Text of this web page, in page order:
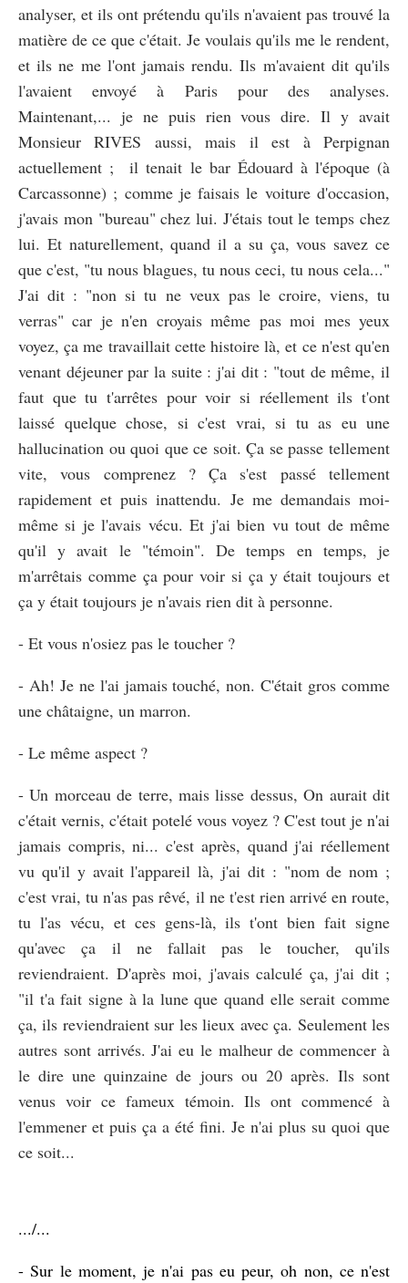
analyser, et ils ont prétendu qu'ils n'avaient pas trouvé la
matière de ce que c'était. Je voulais qu'ils me le rendent,
et ils ne me l'ont jamais rendu. Ils m'avaient dit qu'ils
l'avaient envoyé à Paris pour des analyses.
Maintenant,... je ne puis rien vous dire. Il y avait
Monsieur RIVES aussi, mais il est à Perpignan
actuellement ; il tenait le bar Édouard à l'époque (à
Carcassonne) ; comme je faisais le voiture d'occasion,
j'avais mon "bureau" chez lui. J'étais tout le temps chez
lui. Et naturellement, quand il a su ça, vous savez ce
que c'est, "tu nous blagues, tu nous ceci, tu nous cela..."
J'ai dit : "non si tu ne veux pas le croire, viens, tu
verras" car je n'en croyais même pas moi mes yeux
voyez, ça me travaillait cette histoire là, et ce n'est qu'en
venant déjeuner par la suite : j'ai dit : "tout de même, il
faut que tu t'arrêtes pour voir si réellement ils t'ont
laissé quelque chose, si c'est vrai, si tu as eu une
hallucination ou quoi que ce soit. Ça se passe tellement
vite, vous comprenez ? Ça s'est passé tellement
rapidement et puis inattendu. Je me demandais moi-
même si je l'avais vécu. Et j'ai bien vu tout de même
qu'il y avait le "témoin". De temps en temps, je
m'arrêtais comme ça pour voir si ça y était toujours et
ça y était toujours je n'avais rien dit à personne.
- Et vous n'osiez pas le toucher ?
- Ah! Je ne l'ai jamais touché, non. C'était gros comme
une châtaigne, un marron.
- Le même aspect ?
- Un morceau de terre, mais lisse dessus, On aurait dit
c'était vernis, c'était potelé vous voyez ? C'est tout je n'ai
jamais compris, ni... c'est après, quand j'ai réellement
vu qu'il y avait l'appareil là, j'ai dit : "nom de nom ;
c'est vrai, tu n'as pas rêvé, il ne t'est rien arrivé en route,
tu l'as vécu, et ces gens-là, ils t'ont bien fait signe
qu'avec ça il ne fallait pas le toucher, qu'ils
reviendraient. D'après moi, j'avais calculé ça, j'ai dit ;
"il t'a fait signe à la lune que quand elle serait comme
ça, ils reviendraient sur les lieux avec ça. Seulement les
autres sont arrivés. J'ai eu le malheur de commencer à
le dire une quinzaine de jours ou 20 après. Ils sont
venus voir ce fameux témoin. Ils ont commencé à
l'emmener et puis ça a été fini. Je n'ai plus su quoi que
ce soit...
.../...
- Sur le moment, je n'ai pas eu peur, oh non, ce n'est